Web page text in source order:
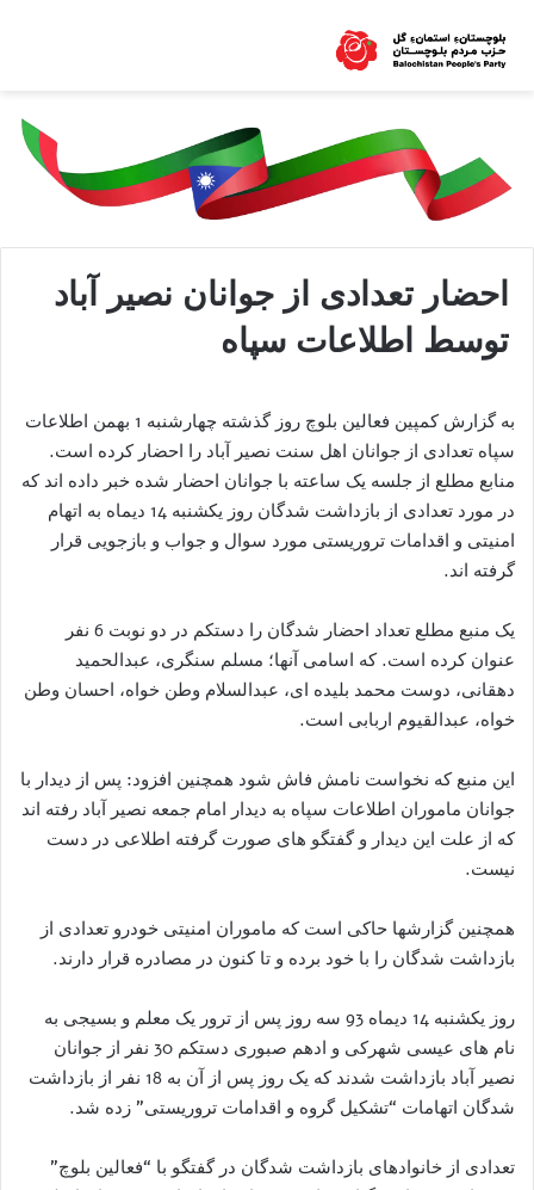
احضار تعدادی از جوانان نصیر آباد
توسط اطلاعات سپاه
به گزارش کمپین فعالین بلوچ روز گذشته چهارشنبه 1 بهمن اطلاعات
سپاه تعدادی از جوانان اهل سنت نصیر آباد را احضار کرده است.
منابع مطلع از جلسه یک ساعته با جوانان احضار شده خبر داده اند که
در مورد تعدادی از بازداشت شدگان روز یکشنبه 14 دیماه به اتهام
امنیتی و اقدامات تروریستی مورد سوال و جواب و بازجویی قرار
گرفته اند.
یک منبع مطلع تعداد احضار شدگان را دستکم در دو نوبت 6 نفر
عنوان کرده است. که اسامی آنها؛ مسلم سنگری، عبدالحمید
دهقانی، دوست محمد بلیده ای، عبدالسلام وطن خواه، احسان وطن
خواه، عبدالقیوم اربابی است.
این منبع که نخواست نامش فاش شود همچنین افزود: پس از دیدار با
جوانان ماموران اطلاعات سپاه به دیدار امام جمعه نصیر آباد رفته اند
که از علت این دیدار و گفتگو های صورت گرفته اطلاعی در دست
نیست.
همچنین گزارشها حاکی است که ماموران امنیتی خودرو تعدادی از
بازداشت شدگان را با خود برده و تا کنون در مصادره قرار دارند.
روز یکشنبه 14 دیماه 93 سه روز پس از ترور یک معلم و بسیجی به
نام های عیسی شهرکی و ادهم صبوری دستکم 30 نفر از جوانان
نصیر آباد بازداشت شدند که یک روز پس از آن به 18 نفر از بازداشت
شدگان اتهامات “تشکیل گروه و اقدامات تروریستی” زده شد.
تعدادی از خانوادهای بازداشت شدگان در گفتگو با “فعالین بلوچ”